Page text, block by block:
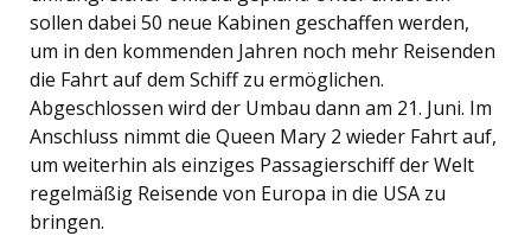
sollen dabei 50 neue Kabinen geschaffen werden,
um in den kommenden Jahren noch mehr Reisenden
die Fahrt auf dem Schiff zu ermöglichen.
Abgeschlossen wird der Umbau dann am 21. Juni. Im
Anschluss nimmt die Queen Mary 2 wieder Fahrt auf,
um weiterhin als einziges Passagierschiff der Welt
regelmäßig Reisende von Europa in die USA zu
bringen.